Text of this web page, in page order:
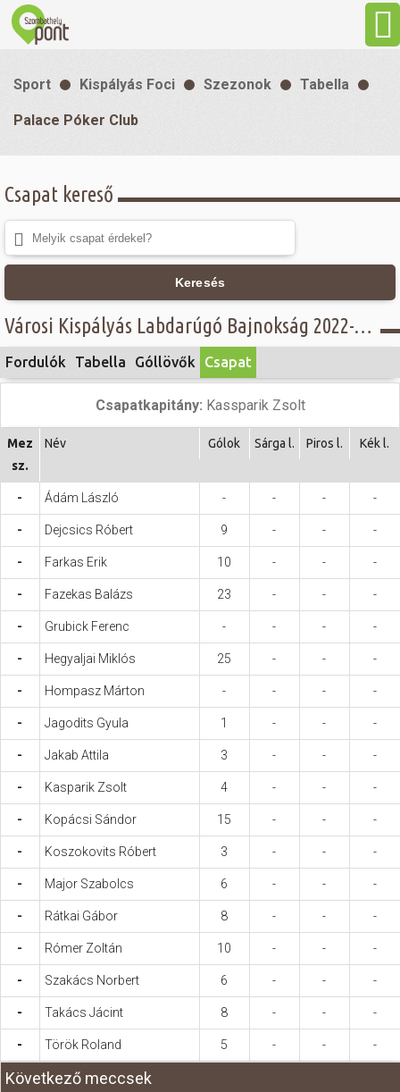
Programok
Gasztronómia
Sport
Szabadidő
Hasznos
Sport Kispályás Foci Szezonok Tabella
Palace Póker Club
Csapat kereső
Keresés
Városi Kispályás Labdarúgó Bajnokság 2022-23 - IV. osztály - Palace Póker Club
Fordulók Tabella Góllövők Csapat
Csapatkapitány: Kassparik Zsolt
Mez
sz.
Név Gólok Sárga l. Piros l. Kék l.
- Ádám László - - - -
- Dejcsics Róbert 9 - - -
- Farkas Erik 10 - - -
- Fazekas Balázs 23 - - -
- Grubick Ferenc - - - -
- Hegyaljai Miklós 25 - - -
- Hompasz Márton - - - -
- Jagodits Gyula 1 - - -
- Jakab Attila 3 - - -
- Kasparik Zsolt 4 - - -
- Kopácsi Sándor 15 - - -
- Koszokovits Róbert 3 - - -
- Major Szabolcs 6 - - -
- Rátkai Gábor 8 - - -
- Rómer Zoltán 10 - - -
- Szakács Norbert 6 - - -
- Takács Jácint 8 - - -
- Török Roland 5 - - -
Következő meccsek